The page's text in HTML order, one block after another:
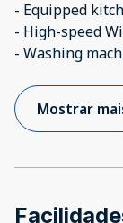
- Equipped
- High-speed
- Washing
Mostrar